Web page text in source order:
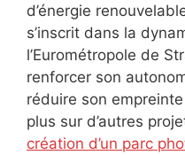
d’énergie
s’inscrit dans la
l’Eurométropole de
renforcer son
réduire son
plus sur d’autres
création d’un parc